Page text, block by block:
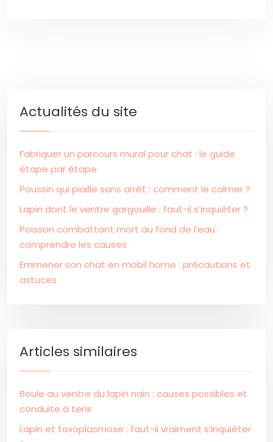
Actualités du site
Fabriquer un parcours mural pour chat : le guide
étape par étape
Poussin qui piaille sans arrêt : comment le calmer ?
Lapin dont le ventre gargouille : faut-il s’inquiéter ?
Poisson combattant mort au fond de l’eau :
comprendre les causes
Emmener son chat en mobil home : précautions et
astuces
Articles similaires
Boule au ventre du lapin nain : causes possibles et
conduite à tenir
Lapin et toxoplasmose : faut-il vraiment s’inquiéter